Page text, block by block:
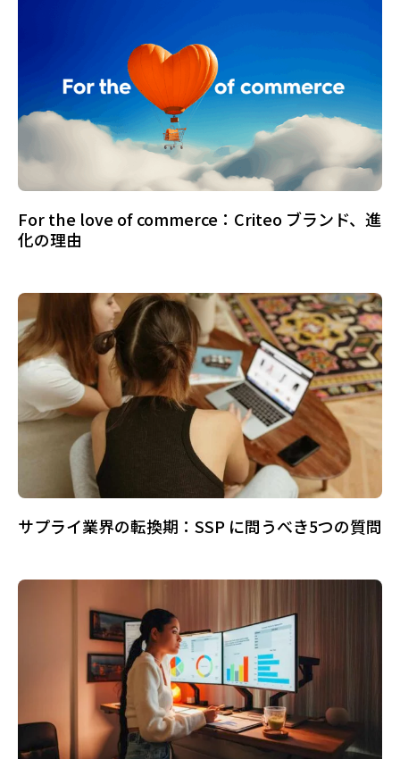
For the love of commerce：Criteo ブランド、進
化の理由
サプライ業界の転換期：SSP に問うべき5つの質問